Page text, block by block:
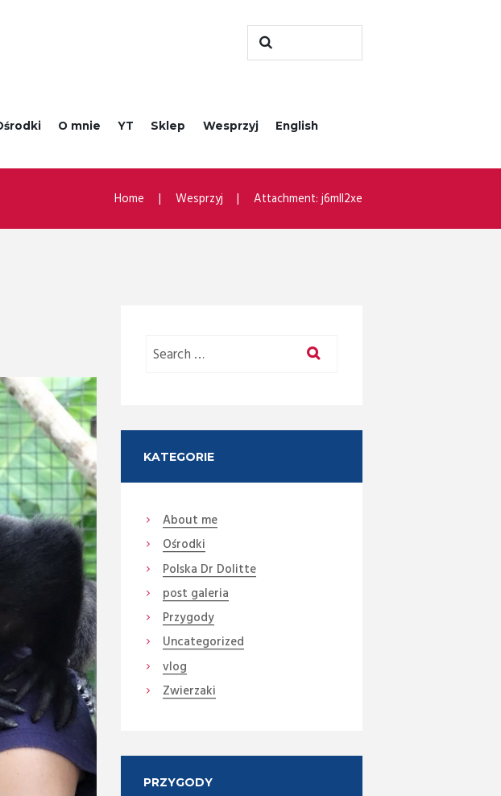
O mnie YT Sklep Wesprzyj English
Home Wesprzyj Attachment: j6mll2xe
KATEGORIE
About me
Ośrodki
Polska Dr Dolitte
post galeria
Przygody
Uncategorized
vlog
Zwierzaki
PRZYGODY